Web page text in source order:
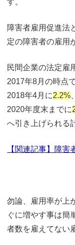
す。
障害者雇用促進法
定の障害者の雇用
民間企業の法定雇
2017年8月の時点
2018年4月に2.2%
2020年度末までに
へ引き上げられる
【関連記事】障
勿論、雇用率が上
ぐに増やす事は簡
者数を雇えてない